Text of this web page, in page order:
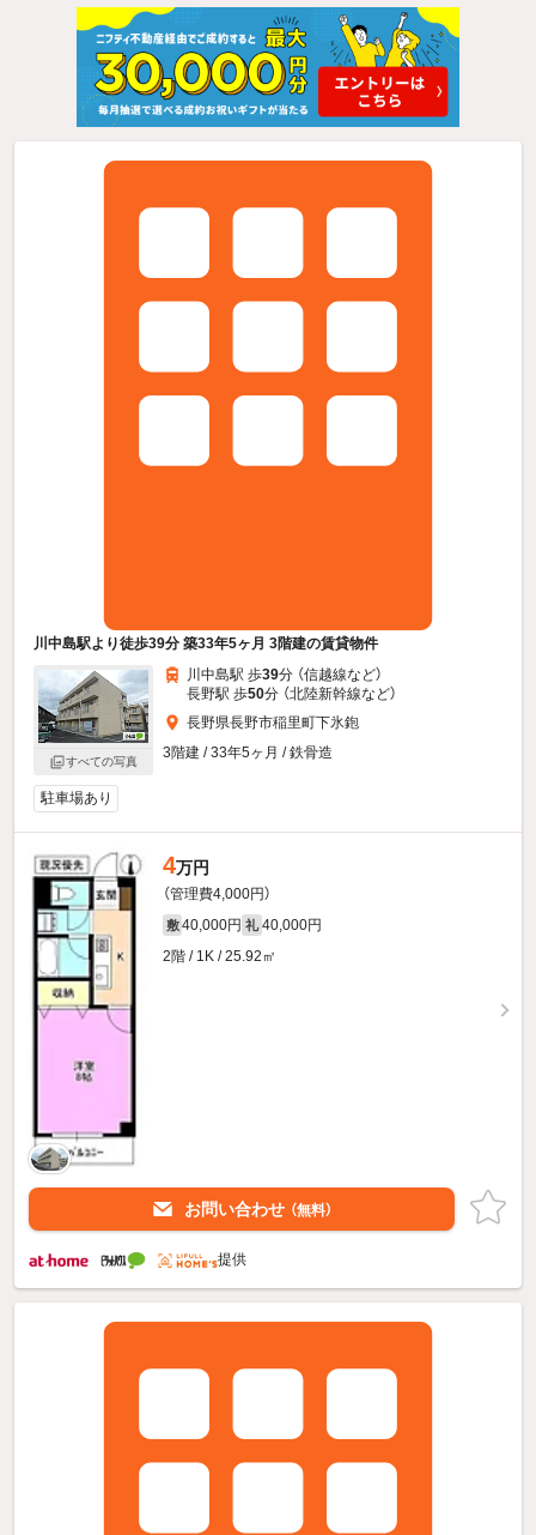
川中島駅より徒歩39分 築33年5ヶ月 3階建の賃貸物件
すべての写真
川中島駅 歩39分 （信越線など）
長野駅 歩50分 （北陸新幹線など）
長野県長野市稲里町下氷鉋
3階建 / 33年5ヶ月 / 鉄骨造
駐車場あり
4万円
（管理費4,000円）
敷 40,000円 礼 40,000円
2階 / 1K / 25.92㎡
お問い合わせ （無料）
提供